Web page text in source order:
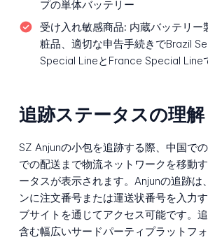
プの単体バッテリー
受け入れ敏感商品: 内蔵バッテリー
粧品、適切な申告手続きでBrazil
Special LineとFrance Special Line
追跡ステータスの理解
SZ Anjunの小包を追跡する際、中国で
での配送まで物流ネットワークを移動
ータスが表示されます。Anjunの追跡は
ンに注文番号または運送状番号を入力
ブサイトを通じてアクセス可能です。
含む幅広いサードパーティプラットフ